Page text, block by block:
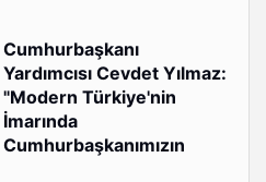
Cumhurbaşkanı
Yardımcısı Cevdet Yılmaz:
"Modern Türkiye'nin
İmarında
Cumhurbaşkanımızın